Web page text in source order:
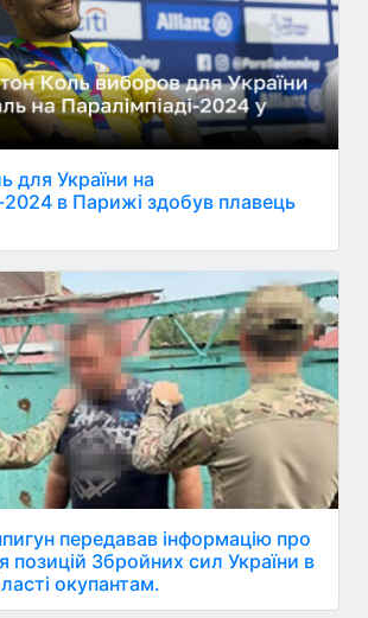
для України на
2024 в Парижі здобув плавець
передавав інформацію про
позицій Збройних сил України в
окупантам.